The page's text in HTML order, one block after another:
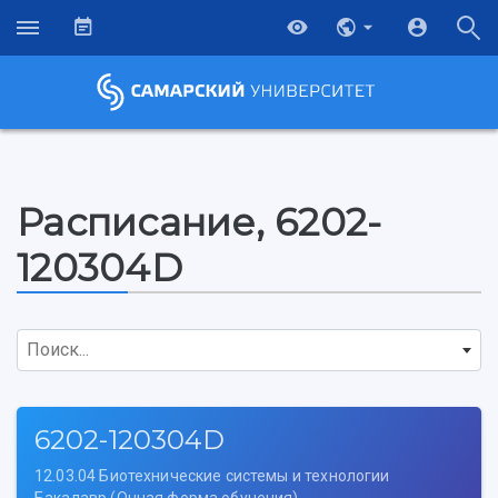
Расписание, 6202-
120304D
Поиск...
6202-120304D
12.03.04 Биотехнические системы и технологии